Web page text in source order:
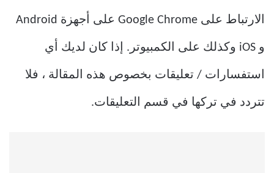
الارتباط على Google Chrome على أجهزة Android
و iOS وكذلك على الكمبيوتر. إذا كان لديك أي
استفسارات / تعليقات بخصوص هذه المقالة ، فلا
تتردد في تركها في قسم التعليقات.